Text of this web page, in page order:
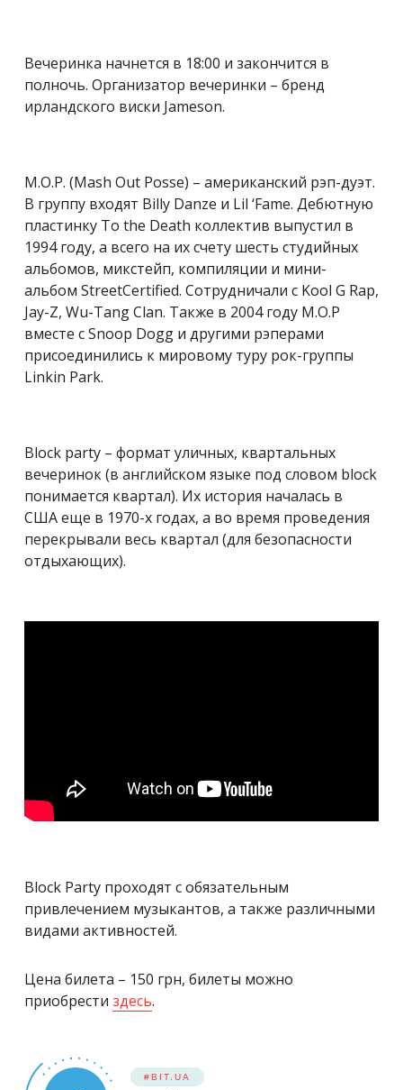
Вечеринка начнется в 18:00 и закончится в
полночь. Организатор вечеринки – бренд
ирландского виски Jameson.
M.O.P. (Mash Out Posse) – американский рэп-дуэт.
В группу входят Billy Danze и Lil ‘Fame. Дебютную
пластинку To the Death коллектив выпустил в
1994 году, а всего на их счету шесть студийных
альбомов, микстейп, компиляции и мини-
альбом StreetCertified. Сотрудничали с Kool G Rap,
Jay-Z, Wu-Tang Clan. Также в 2004 году M.O.P
вместе с Snoop Dogg и другими рэперами
присоединились к мировому туру рок-группы
Linkin Park.
Block party – формат уличных, квартальных
вечеринок (в английском языке под словом block
понимается квартал). Их история началась в
США еще в 1970-х годах, а во время проведения
перекрывали весь квартал (для безопасности
отдыхающих).
Block Party проходят с обязательным
привлечением музыкантов, а также различными
видами активностей.
Цена билета – 150 грн, билеты можно
приобрести здесь.
#BIT.UA